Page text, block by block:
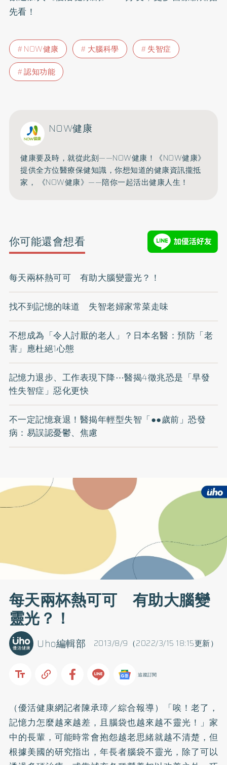
先看！
NOW健康 大腦科學
失智症
認知功能
NOW健康
健康要及時，就從此刻——NOW健康！《NOW健康》
提供全方位醫療保健知識，你想知道的健康資訊攏抵
家， 《NOW健康》——陪你一起活出健康人生！
你可能還會想看
每天兩杯熱可可 有助大腦變靈光？！
找不到記憶的味道 失智老婦家常菜走味
不想成為「令人討厭的老人」？日本名醫：預防「老
害」應杜絕1心態
記憶力退步、工作表現下降⋯醫揭4徵兆恐是「早發
性失智症」惡化更快
不一定記憶衰退！醫揭年輕型失智「●●歲前」恐發
病：易誤認憂鬱、焦慮
每天兩杯熱可可 有助大腦變
靈光？！
2013/8/9（2022/3/15 18:15更新）
Uho編輯部
追蹤訂閱
（優活健康網記者陳承璋／綜合報導）「唉！老了，
記憶力怎麼越來越差，且腦袋也越來越不靈光！」家
中的長輩，可能時常會抱怨越老思緒就越不清楚，但
根據美國的研究指出，年長者腦袋不靈光，除了可以